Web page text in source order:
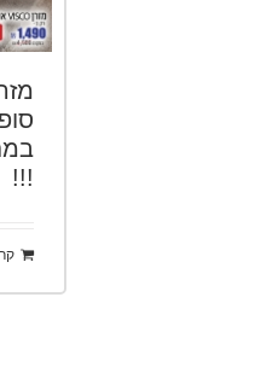
!!!